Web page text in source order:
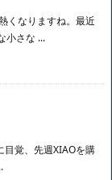
くなりますね。最近
小さな ...
覚、先週XIAOを購